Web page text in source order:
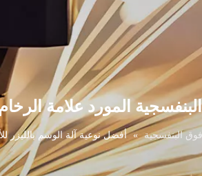
المورد علامة الرخام
فوق البنفسجية » أفضل نوعية آلة الوسم بالليزر